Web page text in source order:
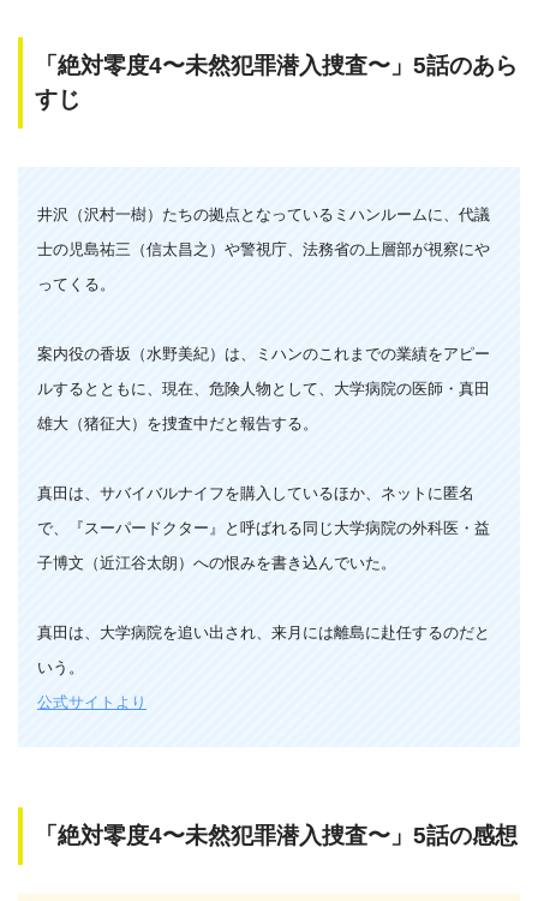
「絶対零度4〜未然犯罪潜入捜査〜」5話のあら
すじ
井沢（沢村一樹） たちの拠点となっているミハンルームに、代議
士の児島祐三（信太昌之）や警視庁、法務省の上層部が視察にや
ってくる。
案内役の香坂（水野美紀） は、ミハンのこれまでの業績をアピー
ルするとともに、現在、危険人物として、大学病院の医師・真田
雄大（猪征大）を捜査中だと報告する。
真田は、サバイバルナイフを購入しているほか、ネットに匿名
で、『スーパードクター』と呼ばれる同じ大学病院の外科医・益
子博文（近江谷太朗）への恨みを書き込んでいた。
真田は、大学病院を追い出され、来月には離島に赴任するのだと
いう。
公式サイトより
「絶対零度4〜未然犯罪潜入捜査〜」5話の感想